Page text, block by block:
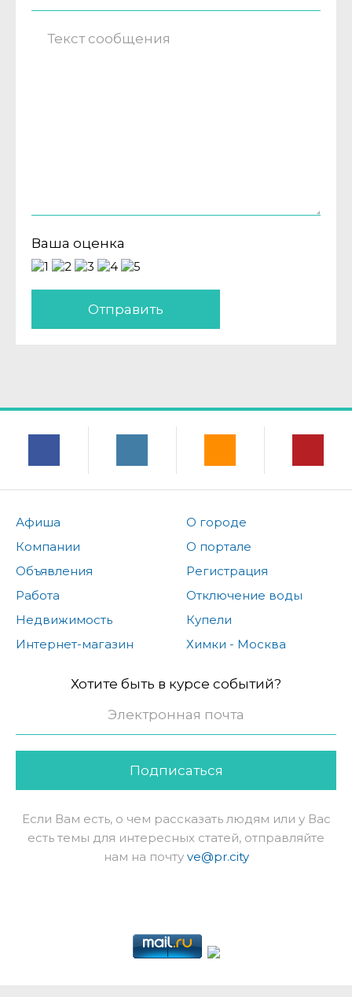
Ваша оценка
Отправить
Афиша
Компании
Объявления
Работа
Недвижимость
Интернет-магазин
О городе
О портале
Регистрация
Отключение воды
Купели
Химки - Москва
Хотите быть в курсе событий?
Подписаться
Если Вам есть, о чем рассказать людям или у Вас
есть темы для интересных статей, отправляйте
нам на почту ve@pr.city